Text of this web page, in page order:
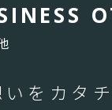
I NESS O
をカタ